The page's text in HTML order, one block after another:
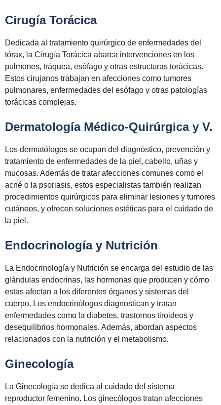
Cirugía Torácica
Dedicada al tratamiento quirúrgico de enfermedades del
tórax, la Cirugía Torácica abarca intervenciones en los
pulmones, tráquea, esófago y otras estructuras torácicas.
Estos cirujanos trabajan en afecciones como tumores
pulmonares, enfermedades del esófago y otras patologías
torácicas complejas.
Dermatología Médico-Quirúrgica y V.
Los dermatólogos se ocupan del diagnóstico, prevención y
tratamiento de enfermedades de la piel, cabello, uñas y
mucosas. Además de tratar afecciones comunes como el
acné o la psoriasis, estos especialistas también realizan
procedimientos quirúrgicos para eliminar lesiones y tumores
cutáneos, y ofrecen soluciones estéticas para el cuidado de
la piel.
Endocrinología y Nutrición
La Endocrinología y Nutrición se encarga del estudio de las
glándulas endocrinas, las hormonas que producen y cómo
estas afectan a los diferentes órganos y sistemas del
cuerpo. Los endocrinólogos diagnostican y tratan
enfermedades como la diabetes, trastornos tiroideos y
desequilibrios hormonales. Además, abordan aspectos
relacionados con la nutrición y el metabolismo.
Ginecología
La Ginecología se dedica al cuidado del sistema
reproductor femenino. Los ginecólogos tratan afecciones